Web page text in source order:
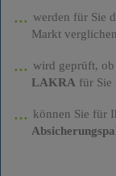
werden für Sie
Markt verglichen
wird geprüft,
LAKRA für Sie
können Sie für